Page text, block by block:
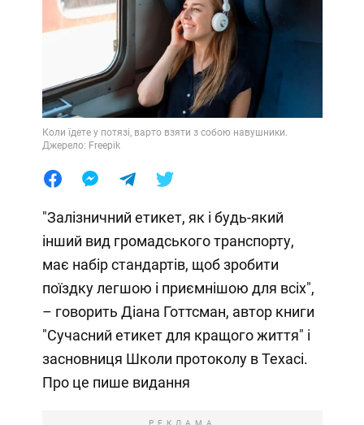
Коли їдете у потязі, варто взяти з собою навушники.
Джерело: Freepik
"Залізничний етикет, як і будь-який
інший вид громадського транспорту,
має набір стандартів, щоб зробити
поїздку легшою і приємнішою для всіх",
– говорить Діана Готтсман, автор книги
"Сучасний етикет для кращого життя" і
засновниця Школи протоколу в Техасі.
Про це пише видання
РЕКЛАМА